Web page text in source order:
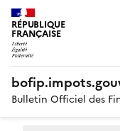
RÉPUBLIQUE
FRANÇAISE
Bulletin Officiel des